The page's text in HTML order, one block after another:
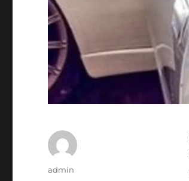
Author
admin